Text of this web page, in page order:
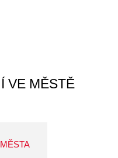
VE MĚSTĚ